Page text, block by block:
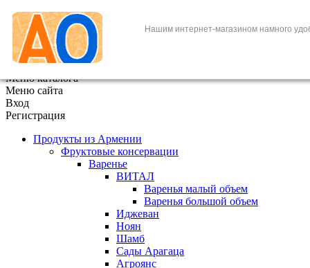
Нашим интернет-магазином намного
+7 (495) 646-888-1
В корзине 0 товаров
Меню каталога
Меню сайта
Вход
Регистрация
Продукты из Армении
Фруктовые консервации
Варенье
ВИТАЛ
Варенья малый объем
Варенья большой объем
Иджеван
Ноян
Шамб
Сады Арагаца
Агроянс